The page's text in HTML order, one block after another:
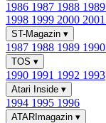
1986 1987 1988 1989
1998 1999 2000 2001
ST-Magazin ▾
1987 1988 1989 1990
TOS ▾
1990 1991 1992 1993
Atari Inside ▾
1994 1995 1996
ATARImagazin ▾